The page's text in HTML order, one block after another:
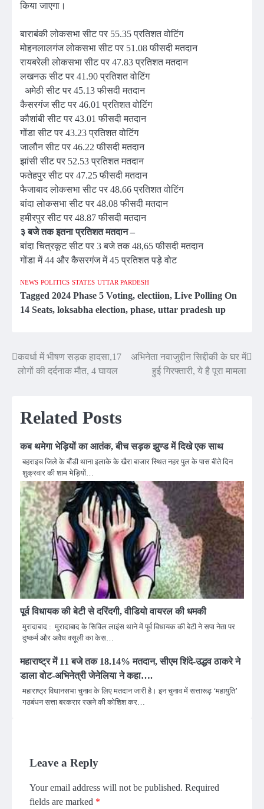
किया जाएगा।
बाराबंकी लोकसभा सीट पर 55.35 प्रतिशत वोटिंग
मोहनलालगंज लोकसभा सीट पर 51.08 फीसदी मतदान
रायबरेली लोकसभा सीट पर 47.83 प्रतिशत मतदान
लखनऊ सीट पर 41.90 प्रतिशत वोटिंग
अमेठी सीट पर 45.13 फीसदी मतदान
कैसरगंज सीट पर 46.01 प्रतिशत वोटिंग
कौशांबी सीट पर 43.01 फीसदी मतदान
गोंडा सीट पर 43.23 प्रतिशत वोटिंग
जालौन सीट पर 46.22 फीसदी मतदान
झांसी सीट पर 52.53 प्रतिशत मतदान
फतेहपुर सीट पर 47.25 फीसदी मतदान
फैजाबाद लोकसभा सीट पर 48.66 प्रतिशत वोटिंग
बांदा लोकसभा सीट पर 48.08 फीसदी मतदान
हमीरपुर सीट पर 48.87 फीसदी मतदान
३ बजे तक इतना प्रतिशत मतदान –
बांदा चित्रकूट सीट पर 3 बजे तक 48,65 फीसदी मतदान
गोंडा में 44 और कैसरगंज में 45 प्रतिशत पड़े वोट
NEWS POLITICS STATES UTTAR PARDESH
Tagged 2024 Phase 5 Voting, electiion, Live Polling On
14 Seats, loksabha election, phase, uttar pradesh up
Post
कवर्धा में भीषण सड़क हादसा,17
लोगों की दर्दनाक मौत, 4 घायल
अभिनेता नवाजुद्दीन सिद्दीकी के घर में
हुई गिरफ्तारी, ये है पूरा मामला
Related Posts
कब थमेगा भेड़ियों का आतंक, बीच सड़क झुण्ड में दिखे एक साथ
बहराइच जिले के बौंडी थाना इलाके के खैरा बाजार स्थित नहर पुल के पास बीते दिन
शुक्रवार की शाम भेड़ियों…
पूर्व विधायक की बेटी से दरिंदगी, वीडियो वायरल की धमकी
मुरादाबाद : मुरादाबाद के सिविल लाइंस थाने में पूर्व विधायक की बेटी ने सपा नेता पर
दुष्कर्म और अवैध वसूली का केस…
महाराष्ट्र में 11 बजे तक 18.14% मतदान, सीएम शिंदे-उद्धव ठाकरे ने
डाला वोट-अभिनेत्री जेनेलिया ने कहा….
महाराष्ट्र विधानसभा चुनाव के लिए मतदान जारी है। इन चुनाव में सत्तारूढ़ ‘महायुति’
गठबंधन सत्ता बरकरार रखने की कोशिश कर…
Leave a Reply
Your email address will not be published. Required
fields are marked *